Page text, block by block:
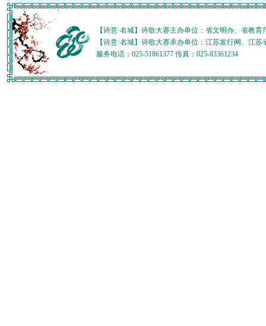
【诗意·名城】诗歌大赛主办单位：省文明办、省教
【诗意·名城】诗歌大赛承办单位：江苏发行网、江
服务电话：025-51861377 传真：025-83361234